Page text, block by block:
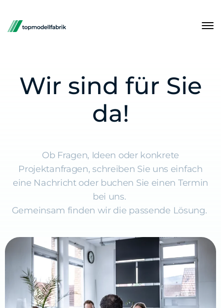
Wir sind für Sie
da!
Ob Fragen, Ideen oder konkrete
Projektanfragen, schreiben Sie uns einfach
eine Nachricht oder buchen Sie einen Termin
bei uns.
Gemeinsam finden wir die passende Lösung.